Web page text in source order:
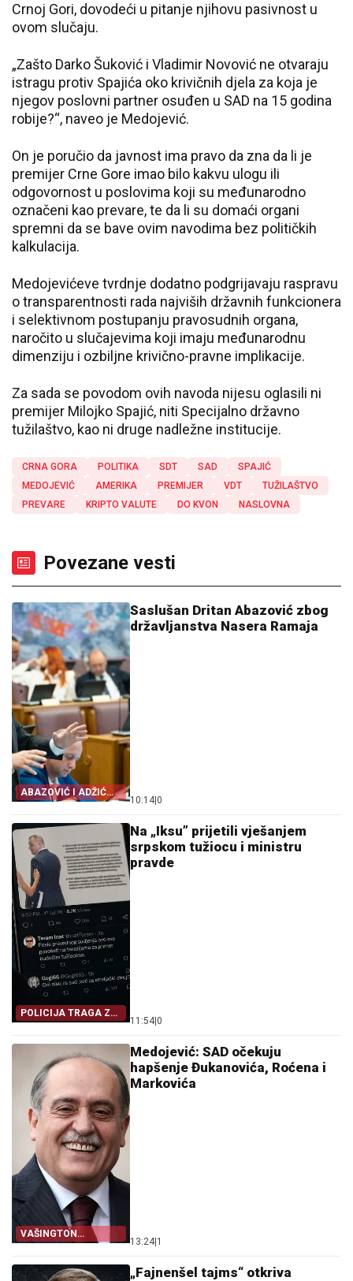
Crnoj Gori, dovodeći u pitanje njihovu pasivnost u
ovom slučaju.
„Zašto Darko Šuković i Vladimir Novović ne otvaraju
istragu protiv Spajića oko krivičnih djela za koja je
njegov poslovni partner osuđen u SAD na 15 godina
robije?“, naveo je Medojević.
On je poručio da javnost ima pravo da zna da li je
premijer Crne Gore imao bilo kakvu ulogu ili
odgovornost u poslovima koji su međunarodno
označeni kao prevare, te da li su domaći organi
spremni da se bave ovim navodima bez političkih
kalkulacija.
Medojevićeve tvrdnje dodatno podgrijavaju raspravu
o transparentnosti rada najviših državnih funkcionera
i selektivnom postupanju pravosudnih organa,
naročito u slučajevima koji imaju međunarodnu
dimenziju i ozbiljne krivično-pravne implikacije.
Za sada se povodom ovih navoda nijesu oglasili ni
premijer Milojko Spajić, niti Specijalno državno
tužilaštvo, kao ni druge nadležne institucije.
CRNA GORA POLITIKA SDT SAD
SPAJIĆ
MEDOJEVIĆ
AMERIKA PREMIJER VDT
TUŽILAŠTVO
PREVARE
KRIPTO VALUTE DO KVON NASLOVNA
Povezane vesti
ABAZOVIĆ I ADŽIĆ
DALI IZJAVE
Saslušan Dritan Abazović zbog
državljanstva Nasera Ramaja
10:14 0
POLICIJA TRAGA ZA
AUTORIMA
Na „Iksu” prijetili vješanjem
srpskom tužiocu i ministru
pravde
11:54 0
VAŠINGTON
NEZADOVOLJAN
Medojević: SAD očekuju
hapšenje Đukanovića, Roćena i
Markovića
13:24 1
„Fajnenšel tajms“ otkriva